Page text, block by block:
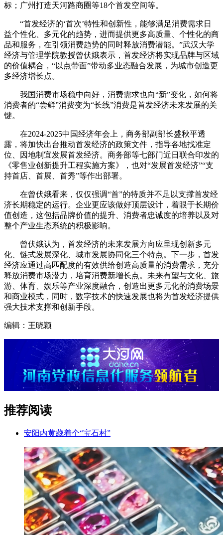
标；广州打造天河路商圈等18个首发空间等。
“首发经济的‘首次’特性和创新性，能够满足消费需求日
益个性化、多元化的趋势，进而提供更多高质量、个性化的商
品和服务，在引领消费趋势的同时释放消费潜能。”武汉大学
经济与管理学院教授曾伏娥表示，首发经济将实现品牌与区域
的价值耦合，“以点带面”带动多业态融合发展，为城市创造更
多经济增长点。
我国消费市场稳中向好，消费需求也向“新”变化，如何将
消费者的“尝鲜”消费变为“长线”消费是首发经济未来发展的关
键。
在2024-2025中国经济年会上，商务部副部长盛秋平透
露，将加快出台推动首发经济的政策文件，指导各地找准定
位、因地制宜发展首发经济。商务部等七部门近日联合印发的
《零售业创新提升工程实施方案》，也对“发展首发经济”“支
持首店、首展、首秀”等作出部署。
在曾伏娥看来，仅仅强调“首”的特质并不足以支撑首发经
济长期稳定的运行。企业更应该做好顶层设计，着眼于长期价
值创造，这包括品牌价值的提升、消费者忠诚度的培养以及对
整个产业生态系统的积极影响。
曾伏娥认为，首发经济的未来发展方向应呈现创新多元
化、链式发展深化、城市发展协同化三个特点。下一步，首发
经济应通过高匹配度的有效供给创造高质量的消费需求，充分
释放消费市场潜力，培育消费新增长点。未来有望与文化、旅
游、体育、娱乐等产业深度融合，创造出更多元化的消费场景
和商业模式，同时，数字技术的快速发展也将为首发经济提供
强大技术支撑和创新手段。
编辑：王晓颖
推荐阅读
安阳内黄藏着个“宝石村”